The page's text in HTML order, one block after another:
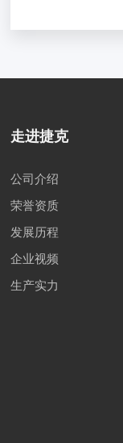
走进捷克
公司介绍
荣誉资质
发展历程
企业视频
生产实力